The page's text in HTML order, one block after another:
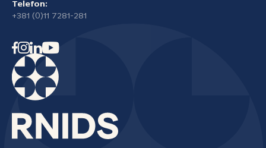
Telefon:
+381 (0)11 7281-281